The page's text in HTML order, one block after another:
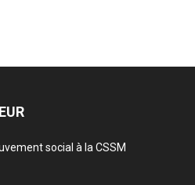
social à la CSSM